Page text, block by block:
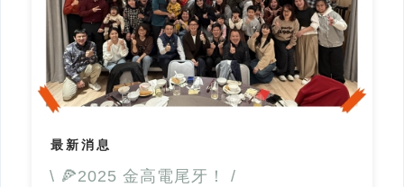
最新消息
\ 🍕2025 金高電尾牙！ /